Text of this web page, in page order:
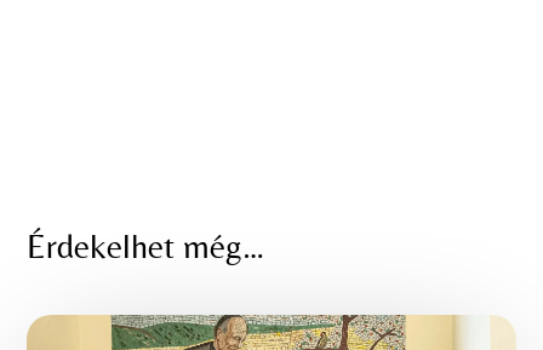
Érdekelhet még…